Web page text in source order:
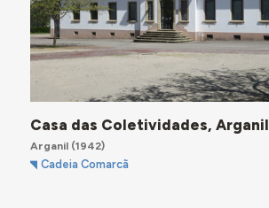
Casa das Coletividades, Arganil
Arganil(1942)
Cadeia Comarcã